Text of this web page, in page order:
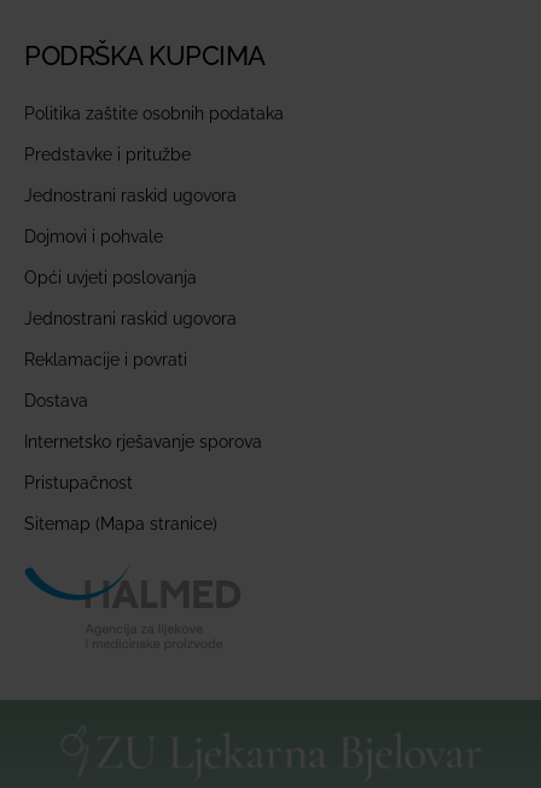
PODRŠKA KUPCIMA
Politika zaštite osobnih podataka
Predstavke i pritužbe
Jednostrani raskid ugovora
Dojmovi i pohvale
Opći uvjeti poslovanja
Jednostrani raskid ugovora
Reklamacije i povrati
Dostava
Internetsko rješavanje sporova
Pristupačnost
Sitemap (Mapa stranice)